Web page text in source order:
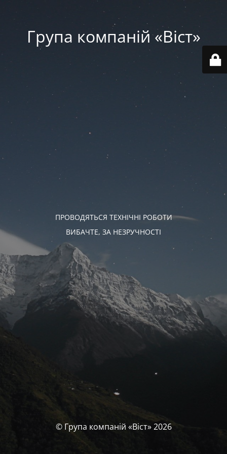
Група компаній «‎Віст»‎
ПРОВОДЯТЬСЯ ТЕХНІЧНІ РОБОТИ
ВИБАЧТЕ, ЗА НЕЗРУЧНОСТІ
© Група компаній «‎Віст»‎ 2026